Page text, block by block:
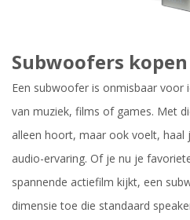
Subwoofers kopen
Een subwoofer is onmisbaar voor
van muziek, films of games. Met
alleen hoort, maar ook voelt,
audio-ervaring. Of je nu je
spannende actiefilm kijkt, een
dimensie toe die standaard